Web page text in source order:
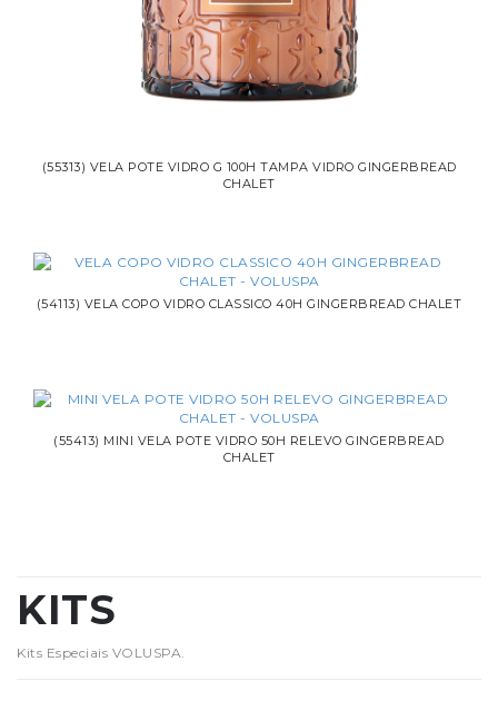
(55313) VELA POTE VIDRO G 100H TAMPA VIDRO GINGERBREAD
CHALET
(54113) VELA COPO VIDRO CLASSICO 40H GINGERBREAD CHALET
(55413) MINI VELA POTE VIDRO 50H RELEVO GINGERBREAD
CHALET
KITS
Kits Especiais VOLUSPA.